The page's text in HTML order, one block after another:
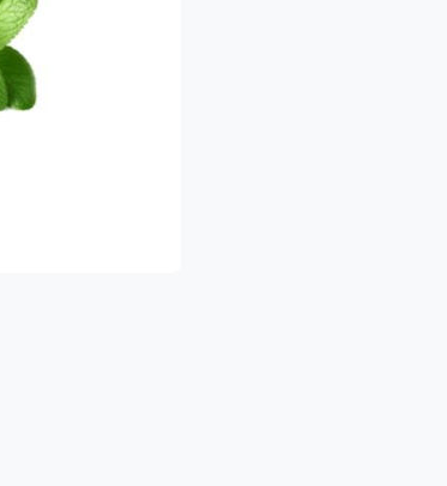
אנו מתחייבים לשירות אישי,אדיב ומקצועי.
ניתן ליצור איתנו קשר בטלפון ובוואטסאפ: